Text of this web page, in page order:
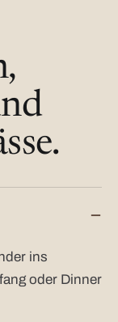
ins
oder Dinner